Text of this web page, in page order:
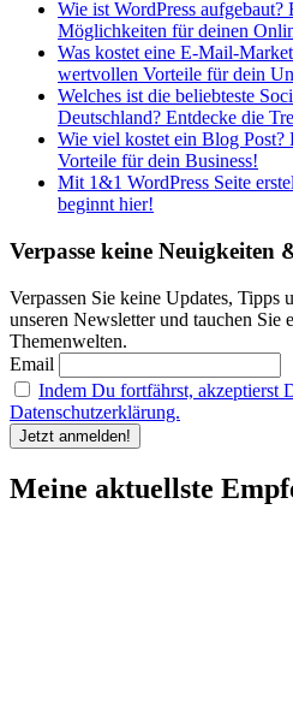
Wie ist WordPress aufgebaut?
Möglichkeiten für deinen
Was kostet eine E-Mail-
wertvollen Vorteile für dein
Welches ist die beliebteste
Deutschland? Entdecke die
Wie viel kostet ein Blog Post?
Vorteile für dein Business!
Mit 1&1 WordPress Seite
beginnt hier!
Verpasse keine Neuigkeiten
Verpassen Sie keine Updates, Tipps
unseren Newsletter und tauchen Sie
Themenwelten.
Email
Indem Du fortfährst, akzeptierst
Datenschutzerklärung.
Meine aktuellste